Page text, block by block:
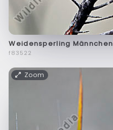
Weidensperling Männchen
f83522
Zoom